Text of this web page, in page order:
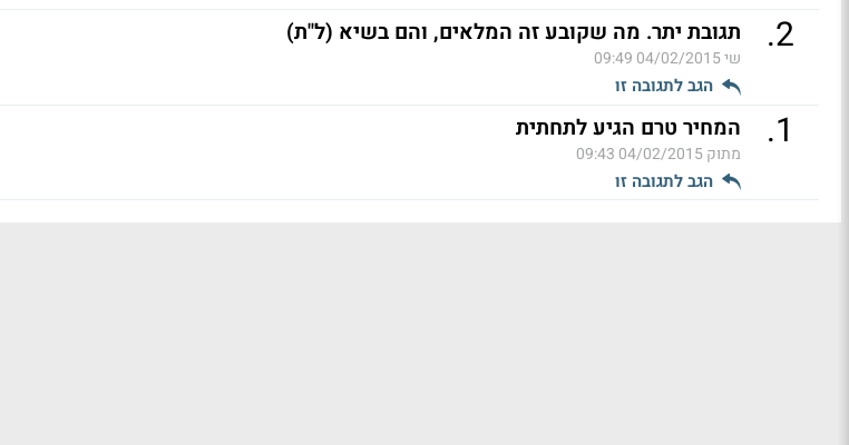
2
. תגובת יתר. מה שקובע זה המלאים, והם בשיא (ל"ת)
שי04/02/2015 09:49
הגב לתגובה זו
1
. המחיר טרם הגיע לתחתית
מתוק04/02/2015 09:43
הגב לתגובה זו